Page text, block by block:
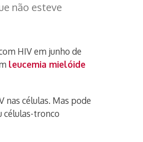
não esteve
HIV em junho de
leucemia mielóide
nas células. Mas pode
células-tronco